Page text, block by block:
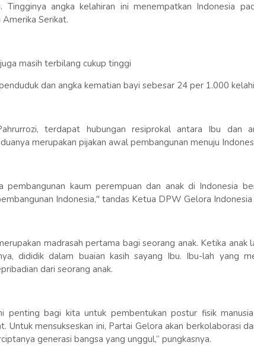
Tingginya angka kelahiran ini menempatkan Indonesia
Serikat.
masih terbilang cukup tinggi
dan angka kematian bayi sebesar 24 per 1.000
terdapat hubungan resiprokal antara Ibu dan
merupakan pijakan awal pembangunan menuju
pembangunan kaum perempuan dan anak di Indonesia
Indonesia," tandas Ketua DPW Gelora Indonesia
madrasah pertama bagi seorang anak. Ketika anak
dididik dalam buaian kasih sayang Ibu. Ibu-lah yang
dari seorang anak.
penting bagi kita untuk pembentukan postur fisik
Untuk mensukseskan ini, Partai Gelora akan berkolaborasi
generasi bangsa yang unggul,” pungkasnya.